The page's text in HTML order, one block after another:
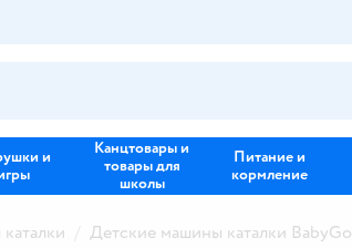
и
Канцтовары и
товары для
школы
Питание и
кормление
Детские машины каталки BabyGo